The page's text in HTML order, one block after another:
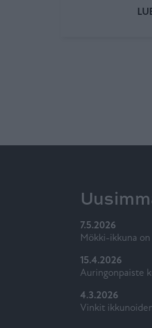
7.5.2026
Mökki-ikkuna
15.4.2026
Auringonpaiste
4.3.2026
Vinkit